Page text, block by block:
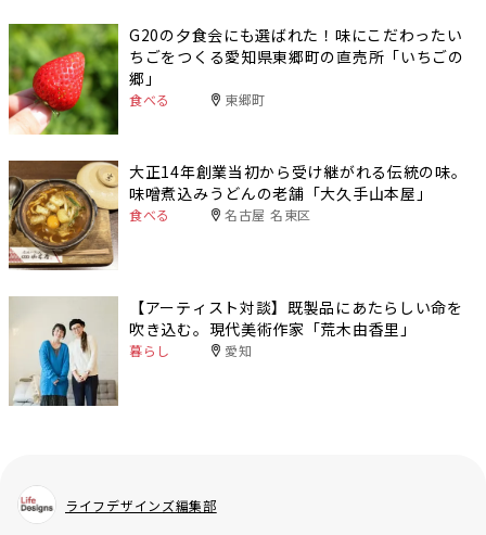
G20の夕食会にも選ばれた！味にこだわったい
ちごをつくる愛知県東郷町の直売所「いちごの
郷」
食べる 東郷町
大正14年創業当初から受け継がれる伝統の味。
味噌煮込みうどんの老舗「大久手山本屋」
食べる 名古屋 名東区
【アーティスト対談】既製品にあたらしい命を
吹き込む。現代美術作家「荒木由香里」
暮らし 愛知
ライフデザインズ編集部